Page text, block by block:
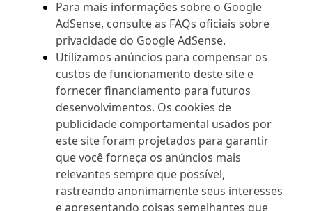
Para mais informações sobre o Google
AdSense, consulte as FAQs oficiais sobre
privacidade do Google AdSense.
Utilizamos anúncios para compensar os
custos de funcionamento deste site e
fornecer financiamento para futuros
desenvolvimentos. Os cookies de
publicidade comportamental usados por
este site foram projetados para garantir
que você forneça os anúncios mais
relevantes sempre que possível,
rastreando anonimamente seus interesses
e apresentando coisas semelhantes que